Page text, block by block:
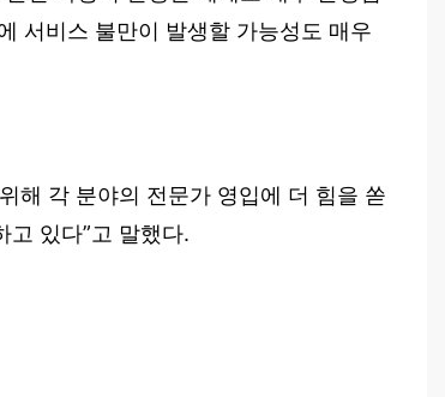
서비스 불만이 발생할 가능성도 매우
해 각 분야의 전문가 영입에 더 힘을 쏟
고 있다”고 말했다.